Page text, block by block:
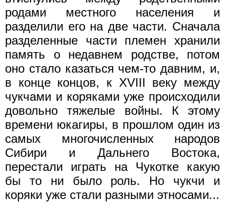
родами местного населения и
разделили его на две части. Сначала
разделенные части племен хранили
память о недавнем родстве, потом
оно стало казаться чем-то давним, и,
в конце концов, к XVIII веку между
чукчами и коряками уже происходили
довольно тяжелые войны. К этому
времени юкагиры, в прошлом один из
самых многочисленных народов
Сибири и Дальнего Востока,
перестали играть на Чукотке какую
бы то ни было роль. Но чукчи и
коряки уже стали разными этносами...